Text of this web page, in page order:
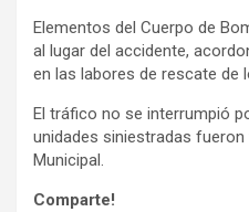
Elementos del Cuerpo de
al lugar del accidente,
en las labores de rescate de
El tráfico no se interrumpió
unidades siniestradas
Municipal.
Comparte!